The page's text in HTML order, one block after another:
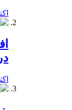
اکتبر
اکتبر